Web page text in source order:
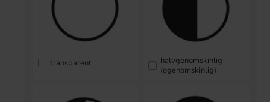
transparent
halvgenomskinlig
(ogenomskinlig)